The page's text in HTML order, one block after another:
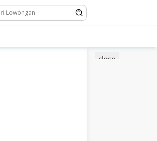
close